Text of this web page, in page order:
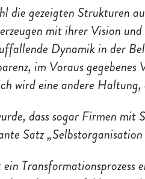
die gezeigten Strukturen
mit ihrer Vision
Dynamik in der
im Voraus
wird eine andere
dass sogar Firmen mit
Satz
Transformationsprozess